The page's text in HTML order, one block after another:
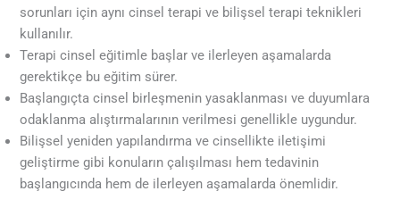
sorunları için aynı cinsel terapi ve bilişsel terapi teknikleri
kullanılır.
Terapi cinsel eğitimle başlar ve ilerleyen aşamalarda
gerektikçe bu eğitim sürer.
Başlangıçta cinsel birleşmenin yasaklanması ve duyumlara
odaklanma alıştırmalarının verilmesi genellikle uygundur.
Bilişsel yeniden yapılandırma ve cinsellikte iletişimi
geliştirme gibi konuların çalışılması hem tedavinin
başlangıcında hem de ilerleyen aşamalarda önemlidir.